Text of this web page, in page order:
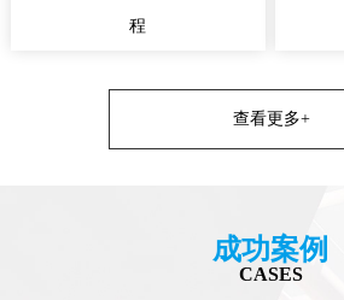
程
查看更多+
成功案例
CASES